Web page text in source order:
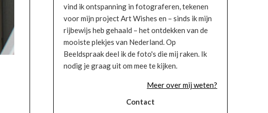
vind ik ontspanning in fotograferen, tekenen
voor mijn project Art Wishes en – sinds ik mijn
rijbewijs heb gehaald – het ontdekken van de
mooiste plekjes van Nederland. Op
Beeldspraak deel ik de foto's die mij raken. Ik
nodig je graag uit om mee te kijken.
Meer over mij weten?
Contact